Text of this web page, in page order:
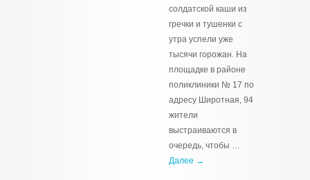
солдатской каши из
гречки и тушенки с
утра успели уже
тысячи горожан. На
площадке в районе
поликлиники № 17 по
адресу Широтная, 94
жители
выстраиваются в
очередь, чтобы …
Далее →